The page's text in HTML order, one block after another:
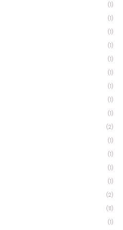
(1)
(1)
(1)
(1)
(1)
(1)
(1)
(1)
(1)
(2)
(1)
(1)
(1)
(1)
(2)
(11)
(1)